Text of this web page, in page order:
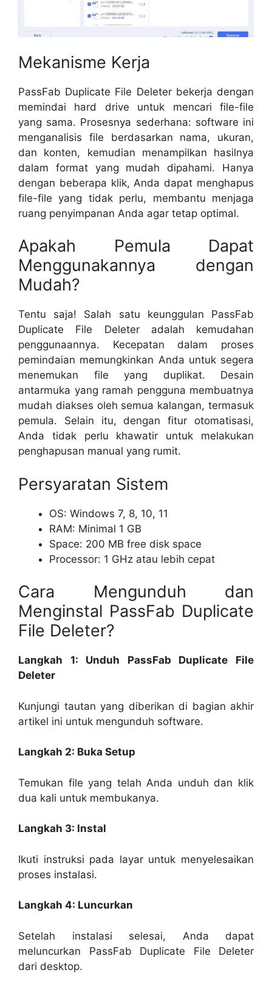
Mekanisme Kerja
PassFab Duplicate File Deleter bekerja dengan
memindai hard drive untuk mencari file-file
yang sama. Prosesnya sederhana: software ini
menganalisis file berdasarkan nama, ukuran,
dan konten, kemudian menampilkan hasilnya
dalam format yang mudah dipahami. Hanya
dengan beberapa klik, Anda dapat menghapus
file-file yang tidak perlu, membantu menjaga
ruang penyimpanan Anda agar tetap optimal.
Apakah Pemula Dapat
Menggunakannya dengan
Mudah?
Tentu saja! Salah satu keunggulan PassFab
Duplicate File Deleter adalah kemudahan
penggunaannya. Kecepatan dalam proses
pemindaian memungkinkan Anda untuk segera
menemukan file yang duplikat. Desain
antarmuka yang ramah pengguna membuatnya
mudah diakses oleh semua kalangan, termasuk
pemula. Selain itu, dengan fitur otomatisasi,
Anda tidak perlu khawatir untuk melakukan
penghapusan manual yang rumit.
Persyaratan Sistem
OS: Windows 7, 8, 10, 11
RAM: Minimal 1 GB
Space: 200 MB free disk space
Processor: 1 GHz atau lebih cepat
Cara Mengunduh dan
Menginstal PassFab Duplicate
File Deleter?
Langkah 1: Unduh PassFab Duplicate File
Deleter
Kunjungi tautan yang diberikan di bagian akhir
artikel ini untuk mengunduh software.
Langkah 2: Buka Setup
Temukan file yang telah Anda unduh dan klik
dua kali untuk membukanya.
Langkah 3: Instal
Ikuti instruksi pada layar untuk menyelesaikan
proses instalasi.
Langkah 4: Luncurkan
Setelah instalasi selesai, Anda dapat
meluncurkan PassFab Duplicate File Deleter
dari desktop.